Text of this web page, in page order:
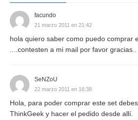
facundo
21 marzo 2011 en 21:42
hola quiero saber como puedo comprar
....contesten a mi mail por favor gracias..
SeNZoU
22 marzo 2011 en 16:38
Hola, para poder comprar este set
ThinkGeek y hacer el pedido desde allí.